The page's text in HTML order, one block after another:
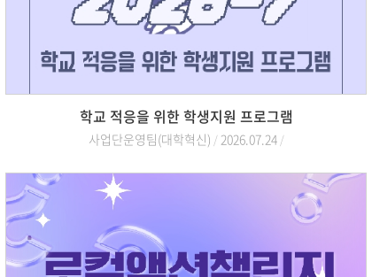
학교 적응을 위한 학생지원 프로그램
사업단운영팀(대학혁신) 2026.07.24